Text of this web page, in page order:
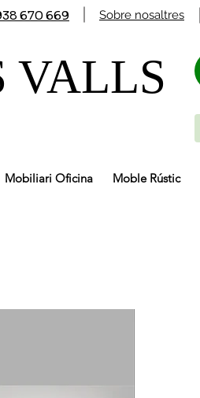
Sobre nosaltres
670 669
VALLS
Mobiliari Oficina Moble Rústic